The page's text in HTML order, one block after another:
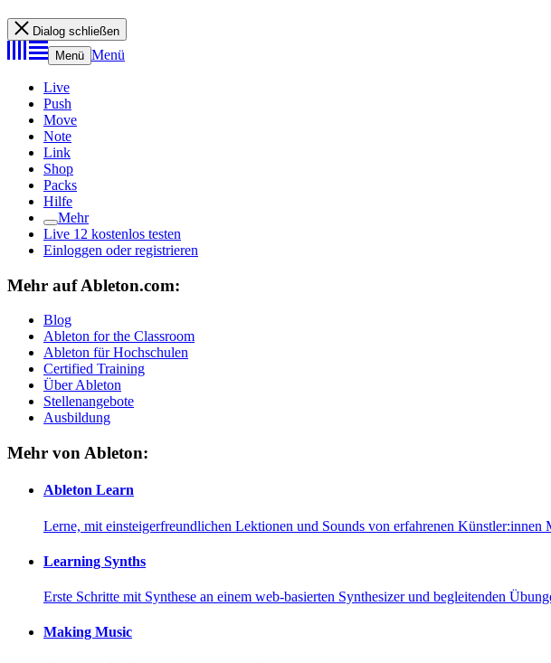
Dialog schließen
Menü Menü
Live
Push
Move
Note
Link
Shop
Packs
Hilfe
Mehr
Live 12 kostenlos testen
Einloggen oder registrieren
Mehr auf Ableton.com:
Blog
Ableton for the Classroom
Ableton für Hochschulen
Certified Training
Über Ableton
Stellenangebote
Ausbildung
Mehr von Ableton:
Ableton Learn
Lerne, mit einsteigerfreundlichen Lektionen und Sounds von erfahrenen Künstler:innen
Learning Synths
Erste Schritte mit Synthese an einem web-basierten Synthesizer und begleitenden
Making Music